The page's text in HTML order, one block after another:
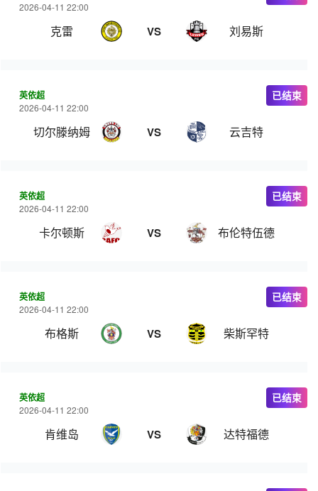
2026-04-11 22:00
克雷 VS 刘易斯
英依超
2026-04-11 22:00
切尔滕纳姆 VS 云吉特
已结束
英依超
2026-04-11 22:00
卡尔顿斯 VS 布伦特伍德
已结束
英依超
2026-04-11 22:00
布格斯 VS 柴斯罕特
已结束
英依超
2026-04-11 22:00
肯维岛 VS 达特福德
已结束